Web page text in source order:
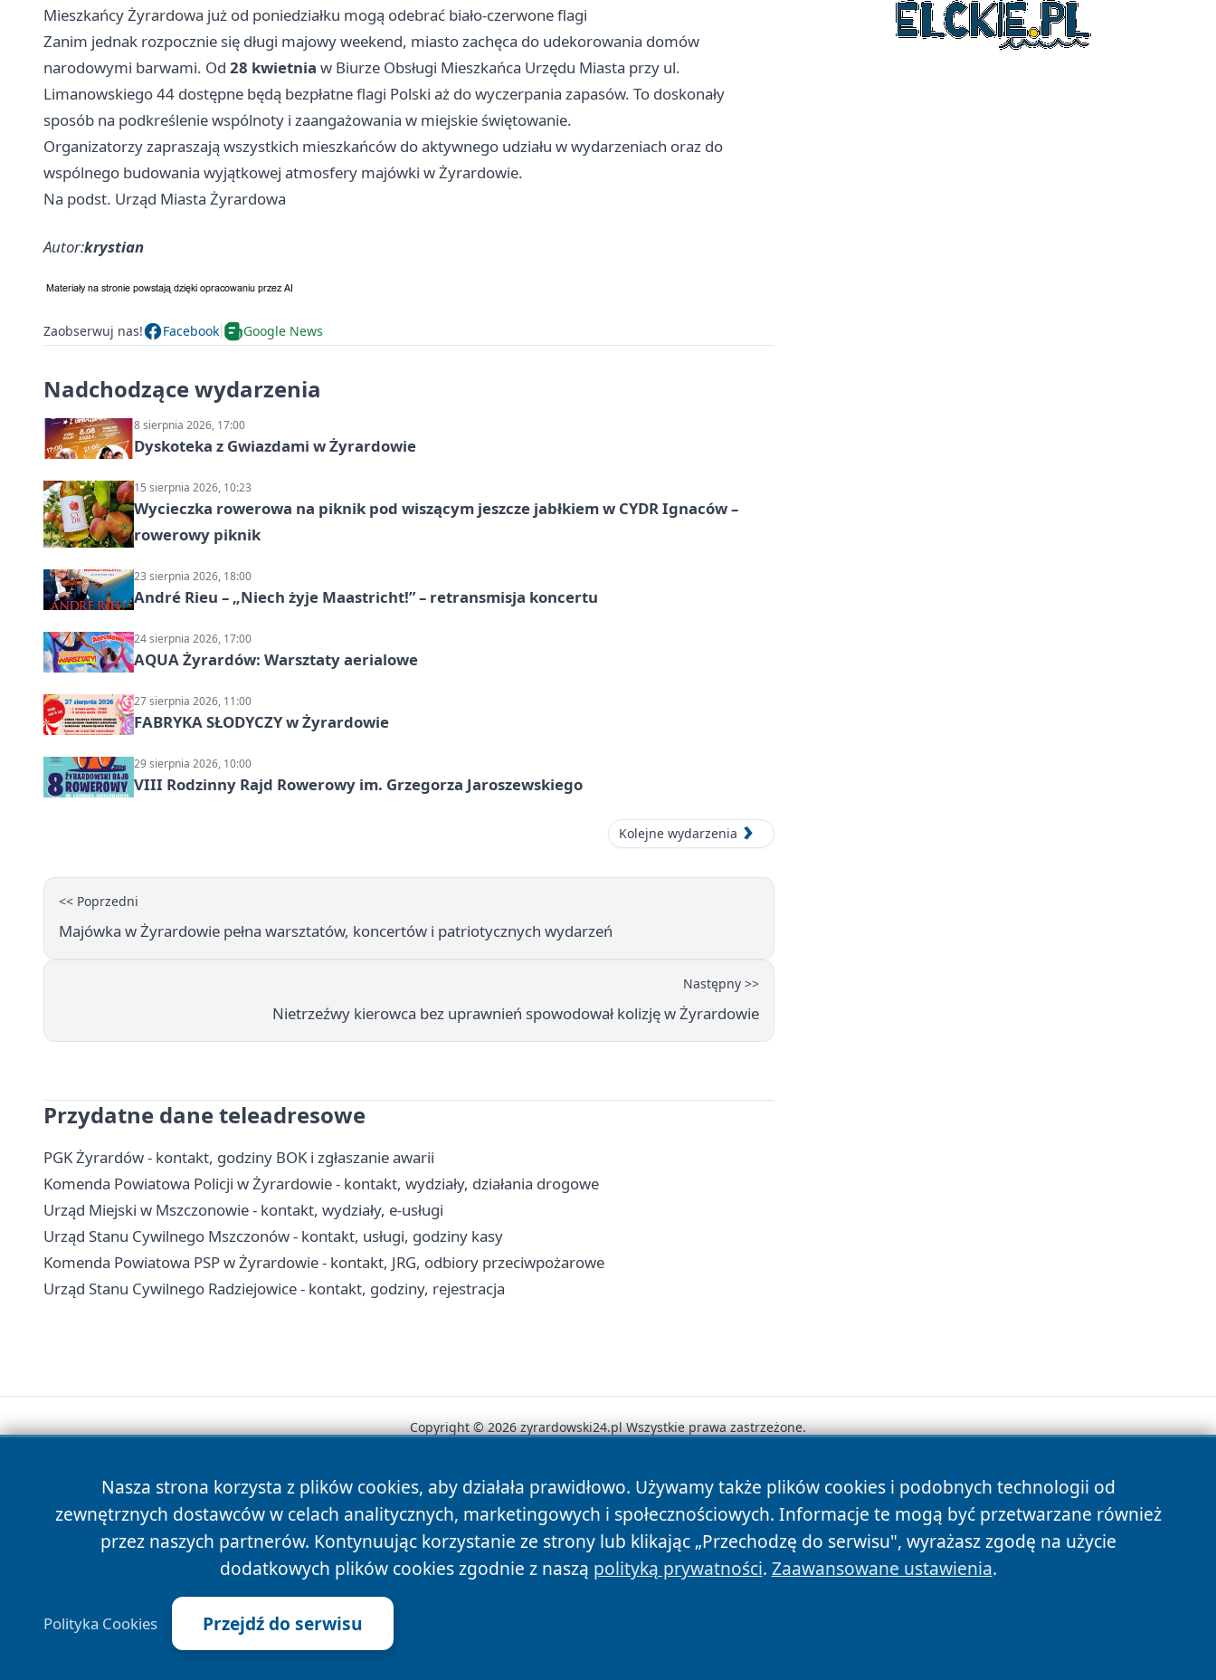
Mieszkańcy Żyrardowa już od poniedziałku mogą odebrać biało-czerwone flagi
Zanim jednak rozpocznie się długi majowy weekend, miasto zachęca do udekorowania domów
narodowymi barwami. Od 28 kwietnia w Biurze Obsługi Mieszkańca Urzędu Miasta przy ul.
Limanowskiego 44 dostępne będą bezpłatne flagi Polski aż do wyczerpania zapasów. To doskonały
sposób na podkreślenie wspólnoty i zaangażowania w miejskie świętowanie.
Organizatorzy zapraszają wszystkich mieszkańców do aktywnego udziału w wydarzeniach oraz do
wspólnego budowania wyjątkowej atmosfery majówki w Żyrardowie.
Na podst. Urząd Miasta Żyrardowa
Autor:krystian
Zaobserwuj nas! Facebook Google News
Nadchodzące wydarzenia
8 sierpnia 2026, 17:00
Dyskoteka z Gwiazdami w Żyrardowie
15 sierpnia 2026, 10:23
Wycieczka rowerowa na piknik pod wiszącym jeszcze jabłkiem w CYDR Ignaców –
rowerowy piknik
23 sierpnia 2026, 18:00
André Rieu – „Niech żyje Maastricht!” – retransmisja koncertu
24 sierpnia 2026, 17:00
AQUA Żyrardów: Warsztaty aerialowe
27 sierpnia 2026, 11:00
FABRYKA SŁODYCZY w Żyrardowie
29 sierpnia 2026, 10:00
VIII Rodzinny Rajd Rowerowy im. Grzegorza Jaroszewskiego
Kolejne wydarzenia
<< Poprzedni
Majówka w Żyrardowie pełna warsztatów, koncertów i patriotycznych wydarzeń
Następny >>
Nietrzeźwy kierowca bez uprawnień spowodował kolizję w Żyrardowie
Przydatne dane teleadresowe
PGK Żyrardów - kontakt, godziny BOK i zgłaszanie awarii
Komenda Powiatowa Policji w Żyrardowie - kontakt, wydziały, działania drogowe
Urząd Miejski w Mszczonowie - kontakt, wydziały, e-usługi
Urząd Stanu Cywilnego Mszczonów - kontakt, usługi, godziny kasy
Komenda Powiatowa PSP w Żyrardowie - kontakt, JRG, odbiory przeciwpożarowe
Urząd Stanu Cywilnego Radziejowice - kontakt, godziny, rejestracja
Nasza strona korzysta z plików cookies, aby działała prawidłowo. Używamy także plików cookies i podobnych technologii od
zewnętrznych dostawców w celach analitycznych, marketingowych i społecznościowych. Informacje te mogą być przetwarzane również
przez naszych partnerów. Kontynuując korzystanie ze strony lub klikając „Przechodzę do serwisu", wyrażasz zgodę na użycie
dodatkowych plików cookies zgodnie z naszą polityką prywatności. Zaawansowane ustawienia.
Polityka Cookies Przejdź do serwisu
Copyright © 2026 zyrardowski24.pl Wszystkie prawa zastrzeżone.
News Autorzy Polityka Prywatności Polityka Cookies